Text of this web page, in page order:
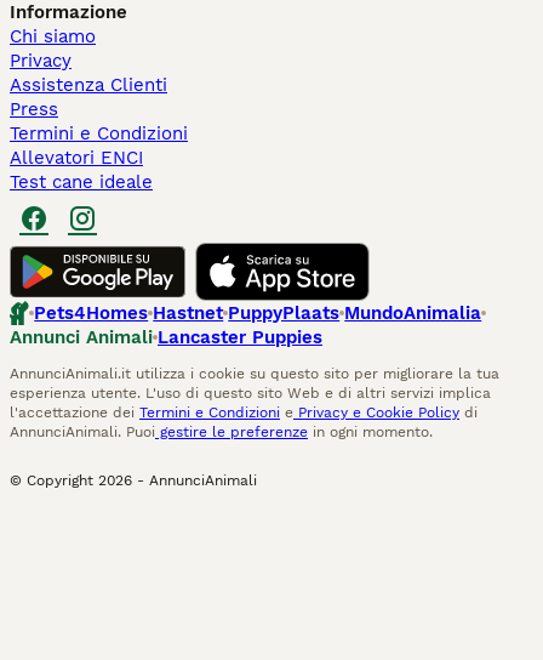
Informazione
Chi siamo
Privacy
Assistenza Clienti
Press
Termini e Condizioni
Allevatori ENCI
Test cane ideale
Pets4Homes Hastnet PuppyPlaats MundoAnimalia
Annunci Animali Lancaster Puppies
AnnunciAnimali.it utilizza i cookie su questo sito per migliorare la tua
esperienza utente. L'uso di questo sito Web e di altri servizi implica
l'accettazione dei Termini e Condizioni e Privacy e Cookie Policy di
AnnunciAnimali. Puoi gestire le preferenze in ogni momento.
© Copyright 2026 - AnnunciAnimali